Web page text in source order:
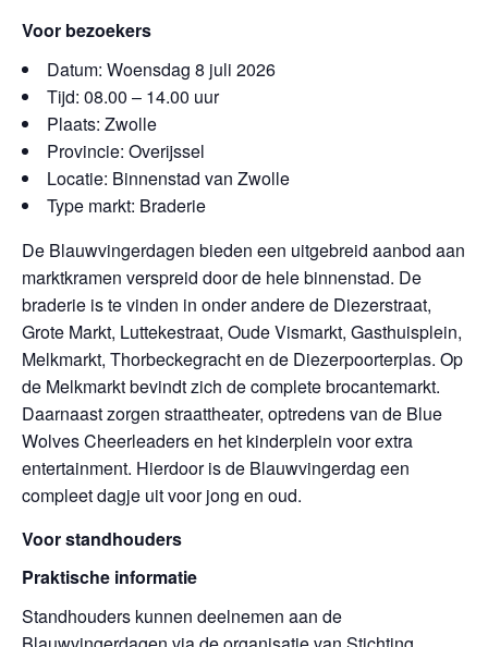
Voor bezoekers
Datum: Woensdag 8 juli 2026
Tijd: 08.00 – 14.00 uur
Plaats: Zwolle
Provincie: Overijssel
Locatie: Binnenstad van Zwolle
Type markt: Braderie
De Blauwvingerdagen bieden een uitgebreid aanbod aan
marktkramen verspreid door de hele binnenstad. De
braderie is te vinden in onder andere de Diezerstraat,
Grote Markt, Luttekestraat, Oude Vismarkt, Gasthuisplein,
Melkmarkt, Thorbeckegracht en de Diezerpoorterplas. Op
de Melkmarkt bevindt zich de complete brocantemarkt.
Daarnaast zorgen straattheater, optredens van de Blue
Wolves Cheerleaders en het kinderplein voor extra
entertainment. Hierdoor is de Blauwvingerdag een
compleet dagje uit voor jong en oud.
Voor standhouders
Praktische informatie
Standhouders kunnen deelnemen aan de